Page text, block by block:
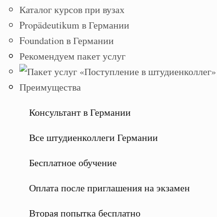
Каталог курсов при вузах
Propädeutikum в Германии
Foundation в Германии
Рекомендуем пакет услуг
Преимущества
Консультант в Германии
Все штудиенколлеги Германии
Бесплатное обучение
Оплата после приглашения на экзамен
Вторая попытка бесплатно